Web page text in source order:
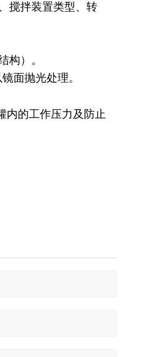
搅拌装置类型、转
构 ） 。
面抛光处理。
内的工作压力及防止